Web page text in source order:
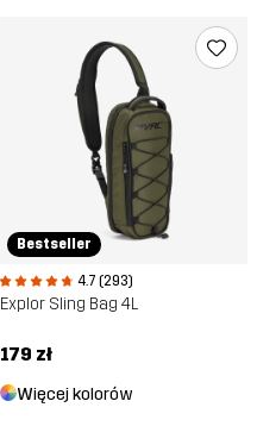
Bestseller
4.7 (293)
Explor Sling Bag 4L
179 zł
Więcej kolorów